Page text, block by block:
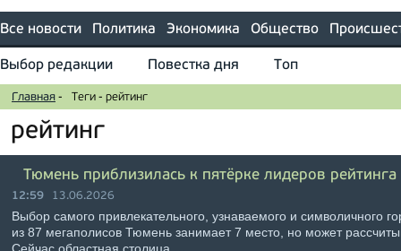
Все новости Политика Экономика Общество
Выбор редакции Повестка дня Топ
Главная - Теги - рейтинг
рейтинг
Тюмень приблизилась к пятёрке лидеров
12:59 13.06.2026
Выбор самого привлекательного, узнаваемого и символичного
из 87 мегаполисов Тюмень занимает 7 место, но может